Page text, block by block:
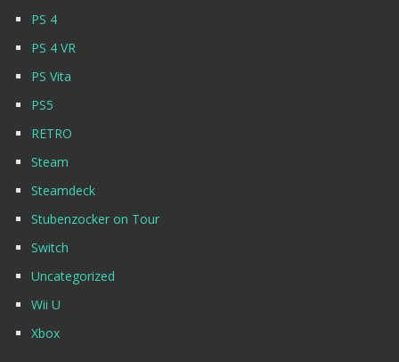
PS 4
PS 4 VR
PS Vita
PS5
RETRO
Steam
Steamdeck
Stubenzocker on Tour
Switch
Uncategorized
Wii U
Xbox